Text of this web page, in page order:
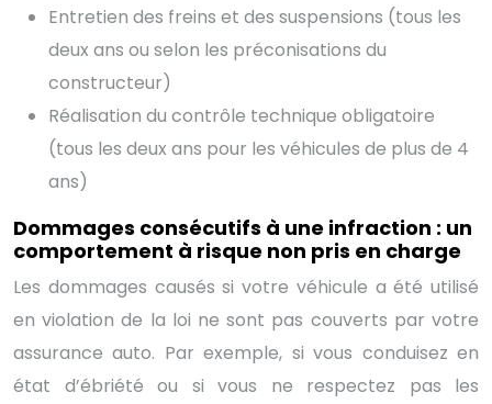
Entretien des freins et des suspensions (tous les
deux ans ou selon les préconisations du
constructeur)
Réalisation du contrôle technique obligatoire
(tous les deux ans pour les véhicules de plus de 4
ans)
Dommages consécutifs à une infraction : un
comportement à risque non pris en charge
Les dommages causés si votre véhicule a été utilisé
en violation de la loi ne sont pas couverts par votre
assurance auto. Par exemple, si vous conduisez en
état d’ébriété ou si vous ne respectez pas les